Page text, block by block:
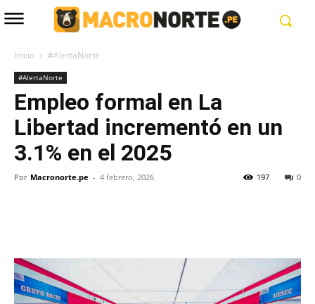
Inicio #AlertaNorte
#AlertaNorte
Empleo formal en La
Libertad incrementó en un
3.1% en el 2025
Por Macronorte.pe - 4 febrero, 2026 0
197